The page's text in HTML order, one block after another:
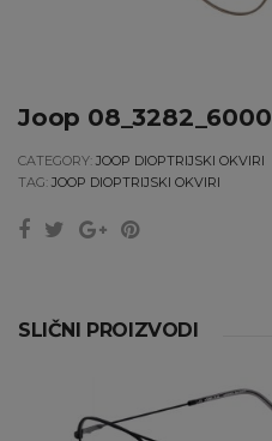
Joop 08_3282_6000
CATEGORY: JOOP DIOPTRIJSKI OKVIRI
TAG: JOOP DIOPTRIJSKI OKVIRI
SLIČNI PROIZVODI